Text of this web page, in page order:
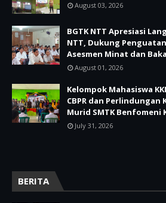
August 03, 2026
BGTK NTT Apresiasi
NTT, Dukung
Asesmen Minat dan
August 01, 2026
Kelompok Mahasiswa
CBPR dan Perlindungan
Murid SMTK Benfomeni
July 31, 2026
BERITA